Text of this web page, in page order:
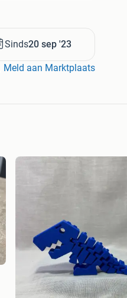
Sinds20 sep '23
Meld aan Marktplaats